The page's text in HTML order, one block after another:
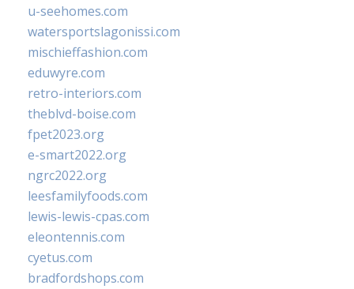
u-seehomes.com
watersportslagonissi.com
mischieffashion.com
eduwyre.com
retro-interiors.com
theblvd-boise.com
fpet2023.org
e-smart2022.org
ngrc2022.org
leesfamilyfoods.com
lewis-lewis-cpas.com
eleontennis.com
cyetus.com
bradfordshops.com